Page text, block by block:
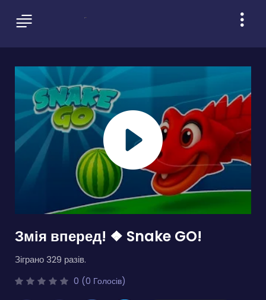
Змія вперед! ❖ Snake GO!
Зіграно 329 разів.
0 (0 Голосів)